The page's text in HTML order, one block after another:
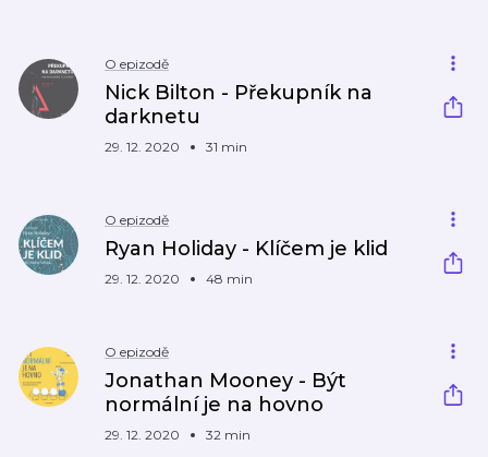
O epizodě
Nick Bilton - Překupník na
darknetu
29. 12. 2020 31 min
O epizodě
Ryan Holiday - Klíčem je klid
29. 12. 2020 48 min
O epizodě
Jonathan Mooney - Být
normální je na hovno
29. 12. 2020 32 min